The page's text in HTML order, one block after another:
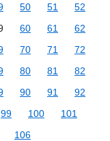
50 51
52
60 61
62
70 71
72
80 81
82
90 91
92
99 100
101
106